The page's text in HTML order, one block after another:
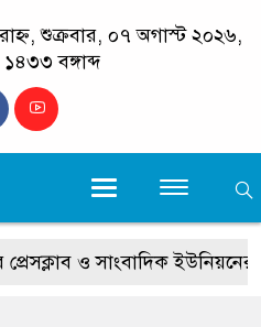
শুক্রবার, ০৭ অগাস্ট ২০২৬,
বঙ্গাব্দ
ও সাংবাদিক ইউনিয়নের